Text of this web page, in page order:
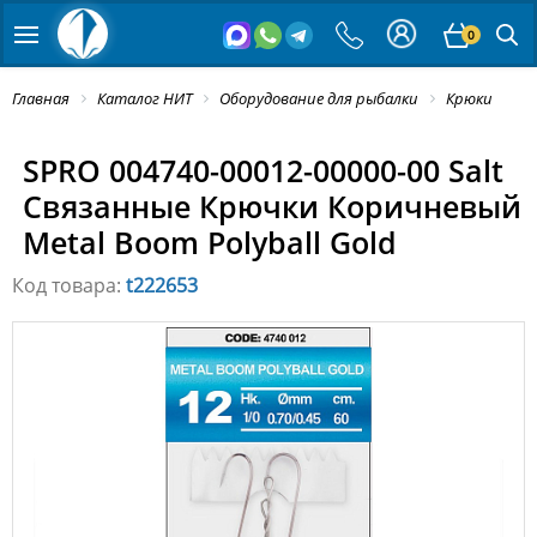
0
Главная Каталог НИТ Оборудование для рыбалки Крюки
SPRO 004740-00012-00000-00 Salt
Связанные Крючки Коричневый
Metal Boom Polyball Gold
Код товара: t222653